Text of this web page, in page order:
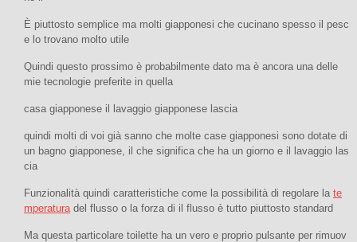
È piuttosto semplice ma molti giapponesi che cucinano spesso il pesc
e lo trovano molto utile
Quindi questo prossimo è probabilmente dato ma è ancora una delle
mie tecnologie preferite in quella
casa giapponese il lavaggio giapponese lascia
quindi molti di voi già sanno che molte case giapponesi sono dotate di
un bagno giapponese, il che significa che ha un giorno e il lavaggio las
cia
Funzionalità quindi caratteristiche come la possibilità di regolare la te
mperaturadel flusso o la forza di il flusso è tutto piuttosto standard
Ma questa particolare toilette ha un vero e proprio pulsante per rimuov